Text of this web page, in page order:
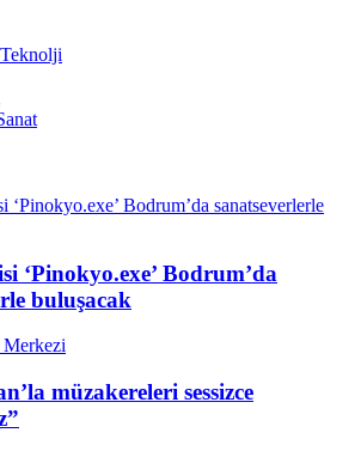
‘Pinokyo.exe’ Bodrum’da
buluşacak
müzakereleri sessizce